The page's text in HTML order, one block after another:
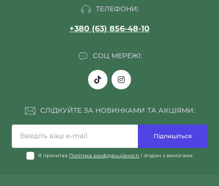
ТЕЛЕФОНИ:
+380 (63) 856-48-10
СОЦ МЕРЕЖІ:
СЛІДКУЙТЕ ЗА НОВИНКАМИ ТА АКЦІЯМИ:
Підпишіться
Я прочитав Політика конфіденційності і згоден з вимогами